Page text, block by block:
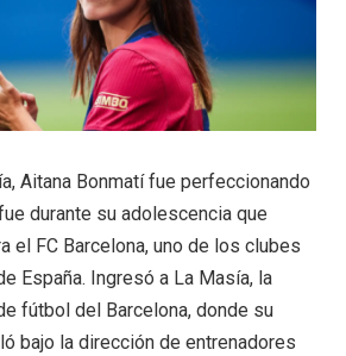
Aitana Bonmatí fue perfeccionando
durante su adolescencia que
el FC Barcelona, uno de los clubes
España. Ingresó a La Masía, la
fútbol del Barcelona, donde su
bajo la dirección de entrenadores